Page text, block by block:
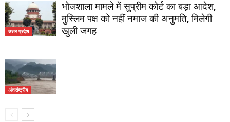
उत्तर प्रदेश
भोजशाला मामले में सुप्रीम कोर्ट का बड़ा आदेश,
मुस्लिम पक्ष को नहीं नमाज की अनुमति, मिलेगी
खुली जगह
अंतर्राष्ट्रीय